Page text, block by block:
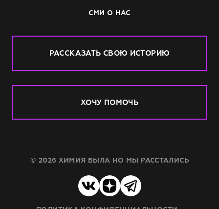
СМИ О НАС
РАССКАЗАТЬ СВОЮ ИСТОРИЮ
ХОЧУ ПОМОЧЬ
© 2026 ХИМИЯ БЫЛА НО МЫ РАССТАЛИСЬ